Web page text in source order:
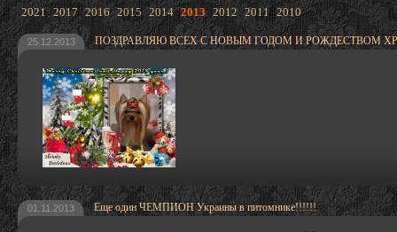
2021 2017 2016 2015 2014 2013 2012 2011 2010
25.12.2013 ПОЗДРАВЛЯЮ ВСЕХ С НОВЫМ ГОДОМ И РОЖДЕСТВОМ
01.11.2013 Еще один ЧЕМПИОН Украины в питомнике!!!!!!